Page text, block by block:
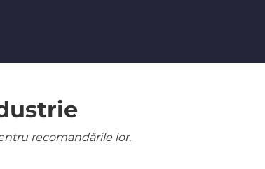
recomandările lor.